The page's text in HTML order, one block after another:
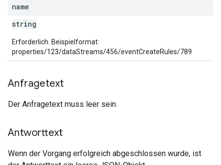
name
string
Erforderlich. Beispielformat:
properties/123/dataStreams/456/eventCreateRules/789
Anfragetext
Der Anfragetext muss leer sein.
Antworttext
Wenn der Vorgang erfolgreich abgeschlossen wurde, ist